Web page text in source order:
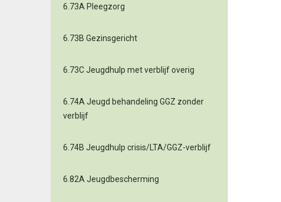
6.73A Pleegzorg
6.73B Gezinsgericht
6.73C Jeugdhulp met verblijf overig
6.74A Jeugd behandeling GGZ zonder
verblijf
6.74B Jeugdhulp crisis/LTA/GGZ-verblijf
6.82A Jeugdbescherming